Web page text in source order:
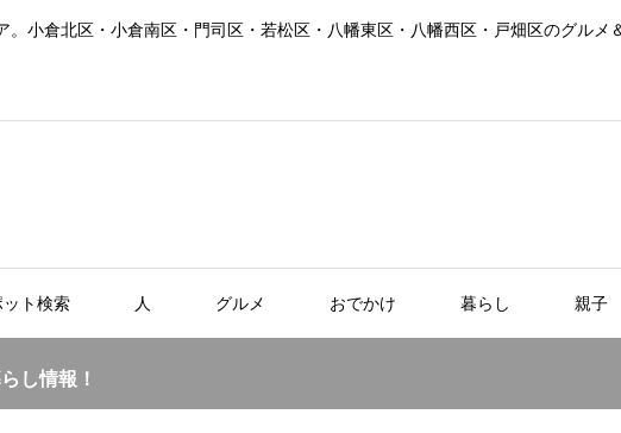
小倉北区・小倉南区・門司区・若松区・八幡東区・八幡西区・戸畑区のグル
ト検索 人 グルメ おでかけ 暮らし 親子
し情報！